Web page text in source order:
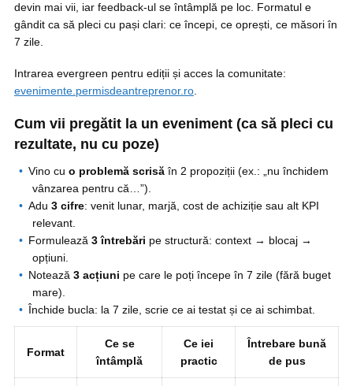
devin mai vii, iar feedback-ul se întâmplă pe loc. Formatul e
gândit ca să pleci cu pași clari: ce începi, ce oprești, ce măsori în
7 zile.
Intrarea evergreen pentru ediții și acces la comunitate:
evenimente.permisdeantreprenor.ro.
Cum vii pregătit la un eveniment (ca să pleci cu
rezultate, nu cu poze)
Vino cu o problemă scrisăîn 2 propoziții (ex.: „nu închidem
vânzarea pentru că…”).
Adu 3 cifre: venit lunar, marjă, cost de achiziție sau alt KPI
relevant.
Formulează 3 întrebări pe structură: context → blocaj →
opțiuni.
Notează 3 acțiuni pe care le poți începe în 7 zile (fără buget
mare).
Închide bucla: la 7 zile, scrie ce ai testat și ce ai schimbat.
Format
Ce se
întâmplă
Ce iei
practic
Întrebare bună
de pus